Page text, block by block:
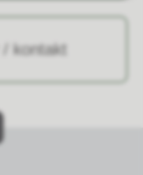
/ kontakt